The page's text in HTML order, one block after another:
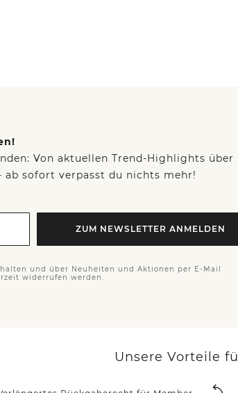
Von aktuellen Trend-Highlights über
sofort verpasst du nichts mehr!
ZUM NEWSLETTER ANMELDEN
und über Neuheiten und Aktionen per E-Mail
widerrufen werden.
Unsere Vorteile